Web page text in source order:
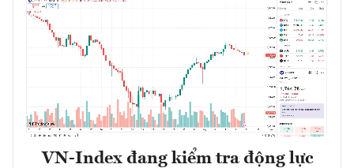
VN-Index đang kiểm tra động lực